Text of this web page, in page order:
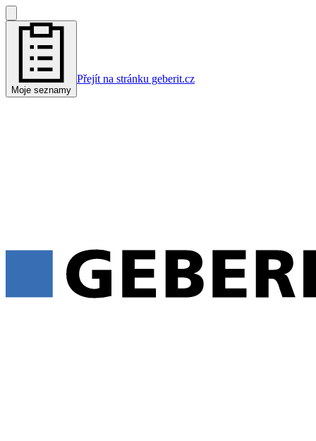
Moje seznamy
Přejít na stránku geberit.cz